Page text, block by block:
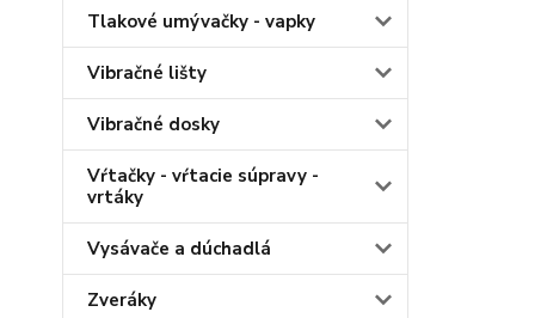
Tlakové umývačky - vapky
Vibračné lišty
Vibračné dosky
Vŕtačky - vŕtacie súpravy -
vrtáky
Vysávače a dúchadlá
Zveráky